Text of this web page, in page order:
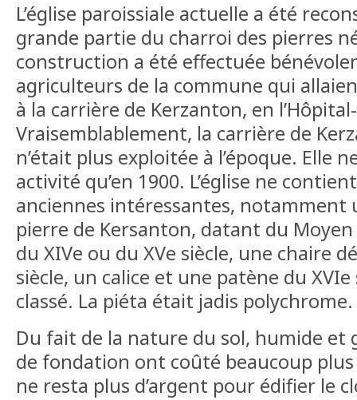
L’église paroissiale actuelle a été
grande partie du charroi des pierres
construction a été effectuée
agriculteurs de la commune qui
à la carrière de Kerzanton, en
Vraisemblablement, la carrière de
n’était plus exploitée à l’époque. Elle
activité qu’en 1900. L’église ne
anciennes intéressantes, notamment
pierre de Kersanton, datant du
du XIVe ou du XVe siècle, une chaire
siècle, un calice et une patène du
classé. La piéta était jadis polychrome.
Du fait de la nature du sol, humide et
de fondation ont coûté beaucoup
ne resta plus d’argent pour édifier le